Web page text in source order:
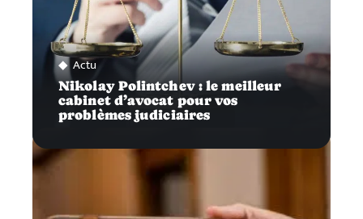
Actu
Nikolay Polintchev : le meilleur
cabinet d’avocat pour vos
problèmes judiciaires